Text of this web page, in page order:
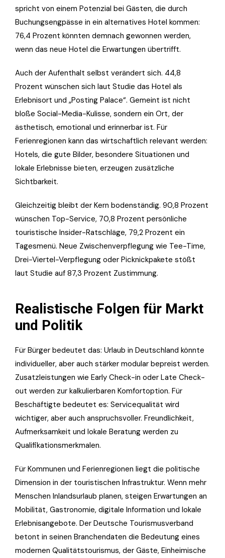
spricht von einem Potenzial bei Gästen, die durch
Buchungsengpässe in ein alternatives Hotel kommen:
76,4 Prozent könnten demnach gewonnen werden,
wenn das neue Hotel die Erwartungen übertrifft.
Auch der Aufenthalt selbst verändert sich. 44,8
Prozent wünschen sich laut Studie das Hotel als
Erlebnisort und „Posting Palace“. Gemeint ist nicht
bloße Social-Media-Kulisse, sondern ein Ort, der
ästhetisch, emotional und erinnerbar ist. Für
Ferienregionen kann das wirtschaftlich relevant werden:
Hotels, die gute Bilder, besondere Situationen und
lokale Erlebnisse bieten, erzeugen zusätzliche
Sichtbarkeit.
Gleichzeitig bleibt der Kern bodenständig. 90,8 Prozent
wünschen Top-Service, 70,8 Prozent persönliche
touristische Insider-Ratschläge, 79,2 Prozent ein
Tagesmenü. Neue Zwischenverpflegung wie Tee-Time,
Drei-Viertel-Verpflegung oder Picknickpakete stößt
laut Studie auf 87,3 Prozent Zustimmung.
Realistische Folgen für Markt
und Politik
Für Bürger bedeutet das: Urlaub in Deutschland könnte
individueller, aber auch stärker modular bepreist werden.
Zusatzleistungen wie Early Check-in oder Late Check-
out werden zur kalkulierbaren Komfortoption. Für
Beschäftigte bedeutet es: Servicequalität wird
wichtiger, aber auch anspruchsvoller. Freundlichkeit,
Aufmerksamkeit und lokale Beratung werden zu
Qualifikationsmerkmalen.
Für Kommunen und Ferienregionen liegt die politische
Dimension in der touristischen Infrastruktur. Wenn mehr
Menschen Inlandsurlaub planen, steigen Erwartungen an
Mobilität, Gastronomie, digitale Information und lokale
Erlebnisangebote. Der Deutsche Tourismusverband
betont in seinen Branchendaten die Bedeutung eines
modernen Qualitätstourismus, der Gäste, Einheimische